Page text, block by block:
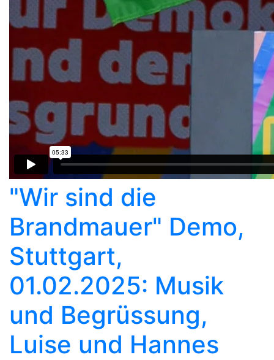
"Wir sind die
Brandmauer" Demo,
Stuttgart,
01.02.2025: Musik
und Begrüssung,
Luise und Hannes